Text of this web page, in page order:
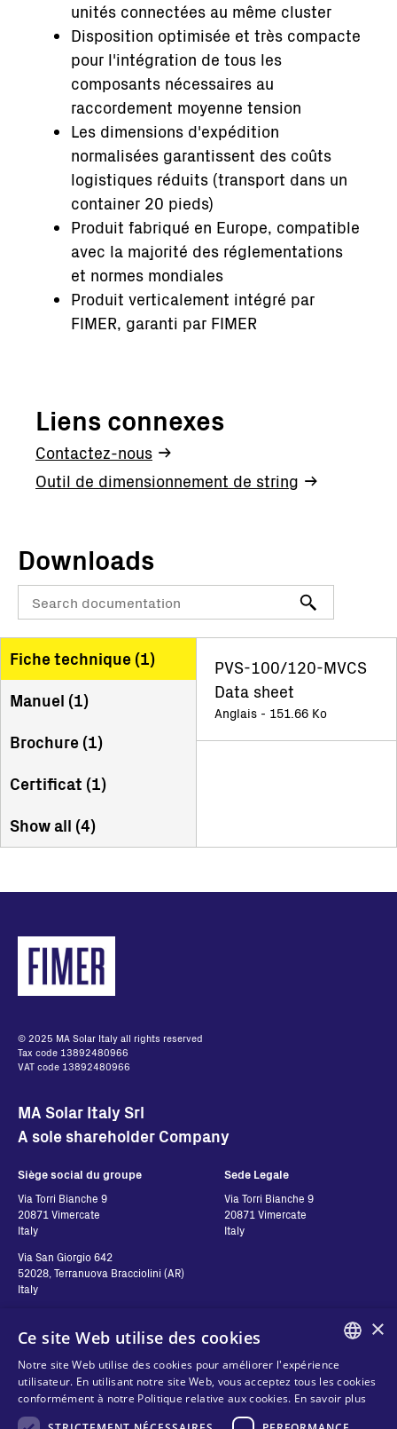
unités connectées au même cluster
Disposition optimisée et très compacte
pour l'intégration de tous les
composants nécessaires au
raccordement moyenne tension
Les dimensions d'expédition
normalisées garantissent des coûts
logistiques réduits (transport dans un
container 20 pieds)
Produit fabriqué en Europe, compatible
avec la majorité des réglementations
et normes mondiales
Produit verticalement intégré par
FIMER, garanti par FIMER
Liens connexes
Contactez-nous
Outil de dimensionnement de string
Downloads
Fiche technique (1)
Manuel (1)
Brochure (1)
Certificat (1)
Show all (4)
PVS-100/120-MVCS
Data sheet
Anglais - 151.66 Ko
© 2025 MA Solar Italy all rights reserved
Tax code 13892480966
VAT code 13892480966
MA Solar Italy Srl
A sole shareholder Company
Siège social du groupe
Via Torri Bianche 9
20871 Vimercate
Italy
Via San Giorgio 642
52028, Terranuova Bracciolini (AR)
Italy
Sede Legale
Via Torri Bianche 9
20871 Vimercate
Italy
Contatti
Contactez-nous
Suivez-nous
Vie privée
ENGLISH
ITALIAN
×
Ce site Web utilise des cookies
Notre site Web utilise des cookies pour améliorer l'expérience
utilisateur. En utilisant notre site Web, vous acceptez tous les cookies
conformément à notre Politique relative aux cookies. En savoir plus